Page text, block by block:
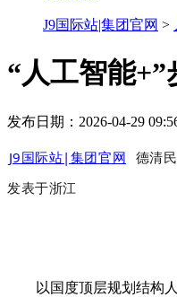
J9国际站|集团官网 >
“人工智能
发布日期：2026-04-29
J9国际站|集团官网 德清
发表于浙江
以国度顶层规划结构人